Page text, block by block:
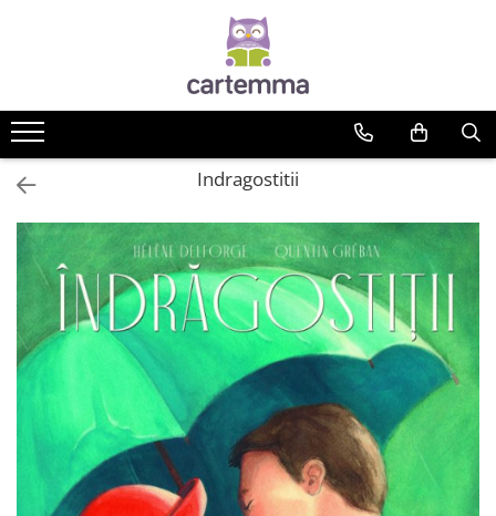
Tematică
Craciun
Activități
Atlase si enciclopedii
Carte de bucate
Călătorie
Educație
Educație financiară
Hobby si craft
Inteligenta emotionala
Limbi străine
Muzicale
Poezii
Indragostitii